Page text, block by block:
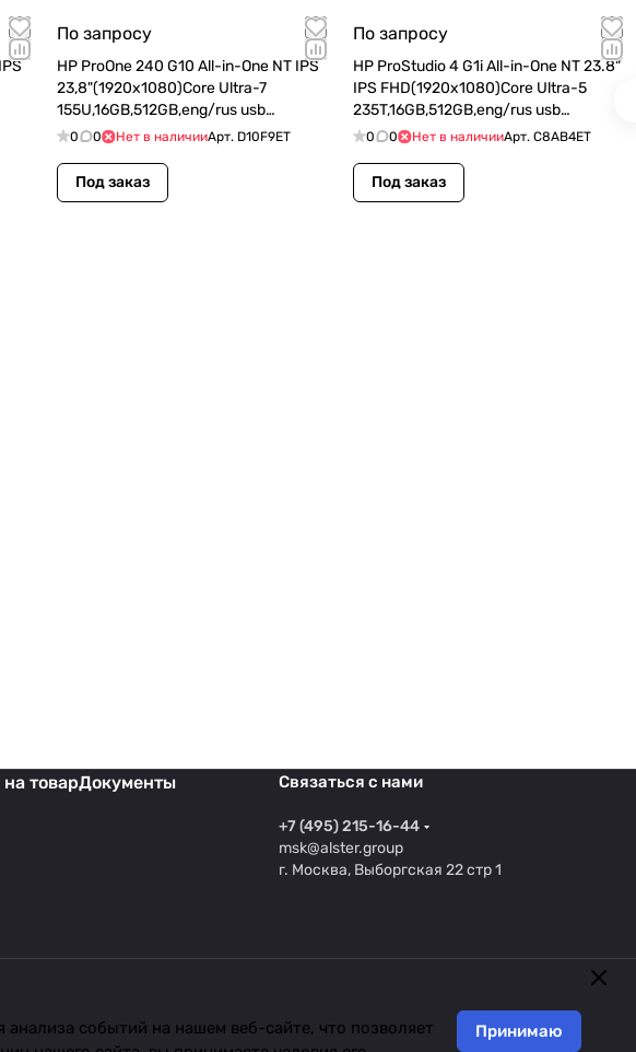
хранение данных даже в условиях
защиты и резервирования.
По запросу
HP ProOne 240 G10 All-in-One NT IPS
23,8"(1920x1080)Core Ultra-7
155U,16GB,512GB,eng/rus usb
kbd,mouse,WiFi,BT,5MP,White,DOS,1Wty
0 0 Нет в наличииАрт. D10F9ET
Под заказ
По запросу
HP ProStudio 4 G1i All-in-One NT 23.8"
IPS FHD(1920x1080)Core Ultra-5
235T,16GB,512GB,eng/rus usb
kbd,mouse,WiFi,BT,Adjustable Height
0 0 Нет в наличииАрт. C8AB4ET
Под заказ
товарДокументы
Связаться с нами
+7 (495) 215-16-44
msk@alster.group
г. Москва, Выборгская 22 стр 1
событий на нашем веб-сайте, что позволяет
Принимаю